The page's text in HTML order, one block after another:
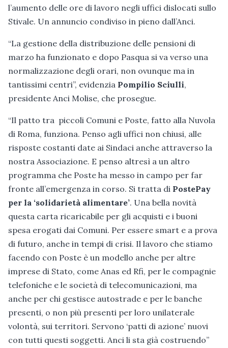
l’aumento delle ore di lavoro negli uffici dislocati sullo
Stivale. Un annuncio condiviso in pieno dall’Anci.
“La gestione della distribuzione delle pensioni di
marzo ha funzionato e dopo Pasqua si va verso una
normalizzazione degli orari, non ovunque ma in
tantissimi centri”, evidenzia Pompilio Sciulli,
presidente Anci Molise, che prosegue.
“Il patto tra piccoli Comuni e Poste, fatto alla Nuvola
di Roma, funziona. Penso agli uffici non chiusi, alle
risposte costanti date ai Sindaci anche attraverso la
nostra Associazione. E penso altresì a un altro
programma che Poste ha messo in campo per far
fronte all’emergenza in corso. Si tratta di PostePay
per la ‘solidarietà alimentare’. Una bella novità
questa carta ricaricabile per gli acquisti e i buoni
spesa erogati dai Comuni. Per essere smart e a prova
di futuro, anche in tempi di crisi. Il lavoro che stiamo
facendo con Poste è un modello anche per altre
imprese di Stato, come Anas ed Rfi, per le compagnie
telefoniche e le società di telecomunicazioni, ma
anche per chi gestisce autostrade e per le banche
presenti, o non più presenti per loro unilaterale
volontà, sui territori. Servono ‘patti di azione’ nuovi
con tutti questi soggetti. Anci li sta già costruendo”